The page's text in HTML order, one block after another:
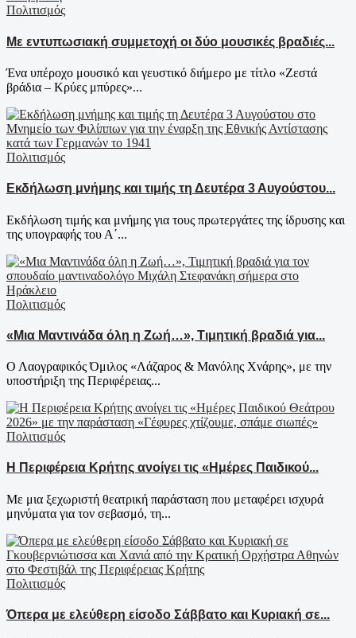
Πολιτισμός
Με εντυπωσιακή συμμετοχή οι δύο μουσικές βραδιές...
Ένα υπέροχο μουσικό και γευστικό διήμερο με τίτλο «Ζεστά
βράδια – Κρύες μπύρες»...
Πολιτισμός
Εκδήλωση μνήμης και τιμής τη Δευτέρα 3 Αυγούστου...
Εκδήλωση τιμής και μνήμης για τους πρωτεργάτες της ίδρυσης και
της υπογραφής του Α΄...
Πολιτισμός
«Μια Μαντινάδα όλη η Ζωή…», Τιμητική βραδιά για...
Ο Λαογραφικός Όμιλος «Λάζαρος & Μανόλης Χνάρης», με την
υποστήριξη της Περιφέρειας...
Πολιτισμός
Η Περιφέρεια Κρήτης ανοίγει τις «Ημέρες Παιδικού...
Με μια ξεχωριστή θεατρική παράσταση που μεταφέρει ισχυρά
μηνύματα για τον σεβασμό, τη...
Πολιτισμός
Όπερα με ελεύθερη είσοδο Σάββατο και Κυριακή σε...